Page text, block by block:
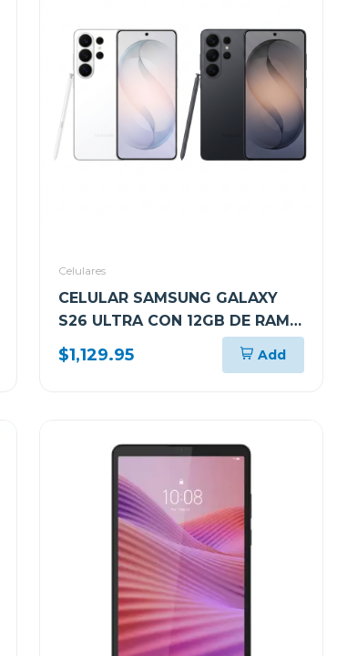
Celulares
CELULAR SAMSUNG GALAXY
S26 ULTRA CON 12GB DE RAM Y
Y 512GB DE ALMACENAMIENTO
$1,129.95 Add